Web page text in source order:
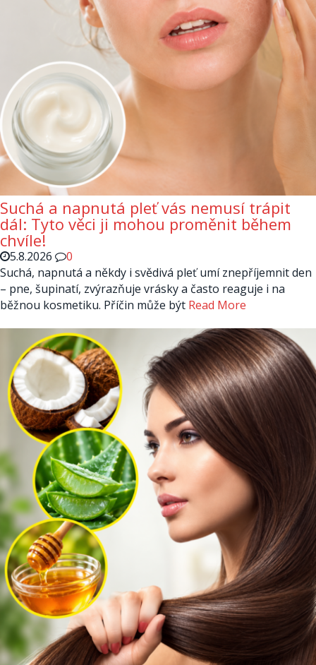
Suchá a napnutá pleť vás nemusí trápit
dál: Tyto věci ji mohou proměnit během
chvíle!
5.8.2026
0
Suchá, napnutá a někdy i svědivá pleť umí znepříjemnit den
– pne, šupinatí, zvýrazňuje vrásky a často reaguje i na
běžnou kosmetiku. Příčin může být Read More